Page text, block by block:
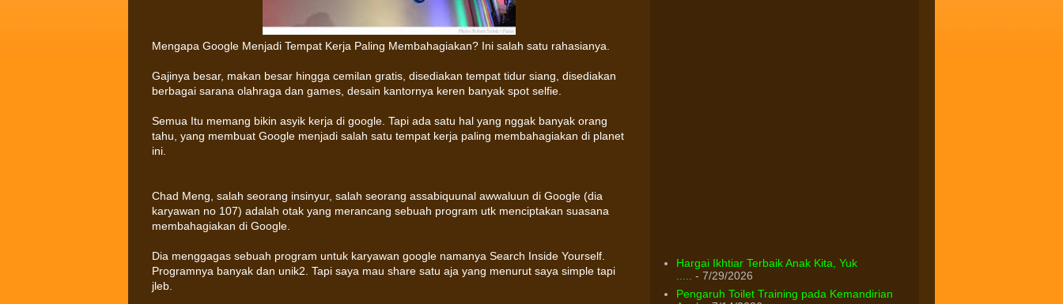
Mengapa Google Menjadi Tempat Kerja Paling Membahagiakan? Ini salah satu rahasianya.
Gajinya besar, makan besar hingga cemilan gratis, disediakan tempat tidur siang, disediakan
berbagai sarana olahraga dan games, desain kantornya keren banyak spot selfie.
Semua Itu memang bikin asyik kerja di google. Tapi ada satu hal yang nggak banyak orang
tahu, yang membuat Google menjadi salah satu tempat kerja paling membahagiakan di planet
ini.
Chad Meng, salah seorang insinyur, salah seorang assabiquunal awwaluun di Google (dia
karyawan no 107) adalah otak yang merancang sebuah program utk menciptakan suasana
membahagiakan di Google.
Dia menggagas sebuah program untuk karyawan google namanya Search Inside Yourself.
Programnya banyak dan unik2. Tapi saya mau share satu aja yang menurut saya simple tapi
jleb.
Hargai Ikhtiar Terbaik Anak Kita, Yuk
- 7/29/2026
Pengaruh Toilet Training pada Kemandirian